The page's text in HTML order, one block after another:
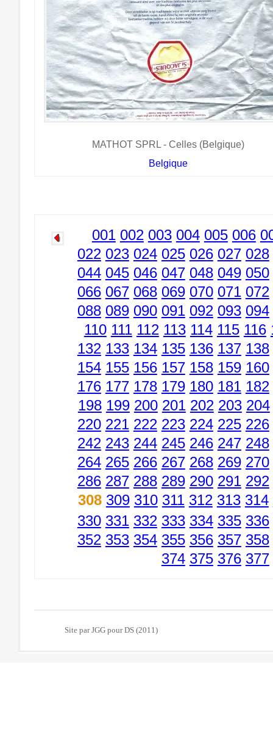
MATHOT SPRL - Celles (Belgique)
Belgique
001 002 003 004 005 006
022 023 024 025 026 027 028
044 045 046 047 048 049 050
066 067 068 069 070 071 072
088 089 090 091 092 093 094
110 111 112 113 114 115 116
132 133 134 135 136 137 138
154 155 156 157 158 159 160
176 177 178 179 180 181 182
198 199 200 201 202 203 204
220 221 222 223 224 225 226
242 243 244 245 246 247 248
264 265 266 267 268 269 270
286 287 288 289 290 291 292
308 309 310 311 312 313 314
330 331 332 333 334 335 336
352 353 354 355 356 357 358
374 375 376 377
Site par JGG pour DS (2011)